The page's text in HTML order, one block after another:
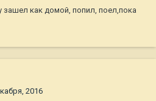
зашел как домой, попил, поел,пока
2016